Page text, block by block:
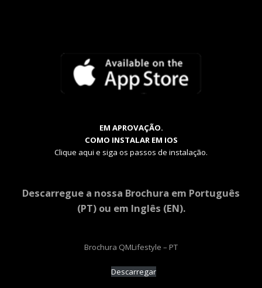
EM APROVAÇÃO.
COMO INSTALAR EM IOS
Clique aqui e siga os passos de instalação.
Descarregue a nossa Brochura em Português
(PT) ou em Inglês (EN).
Brochura QMLifestyle – PT
Descarregar